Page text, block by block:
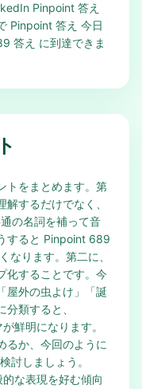
Pinpoint 答え
Pinpoint 答え 今日
答え に到達できま
トをまとめます。第
するだけでなく、
の名詞を補って音
すると Pinpoint 689
なります。第二に、
化することです。今
屋外の虫よけ」「誕
類すると、
鮮明になります。
るか、今回のように
討しましょう。
な表現を好む傾向